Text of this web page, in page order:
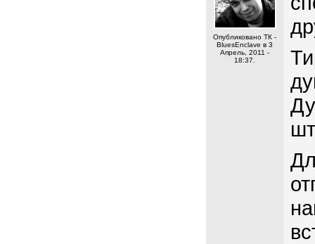
Опубликовано ТК -
BluesEnclave в 3
Апрель, 2011 -
18:37.